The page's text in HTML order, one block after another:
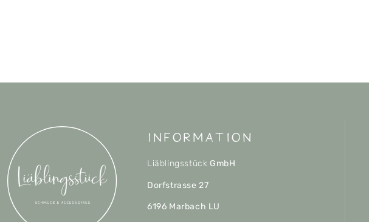
Information
Liäblingsstück GmbH
Dorfstrasse 27
6196 Marbach LU